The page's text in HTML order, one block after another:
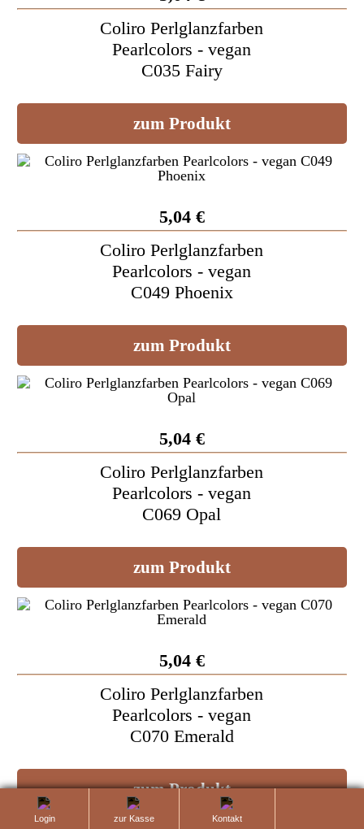
Coliro Perlglanzfarben
Pearlcolors - vegan
C035 Fairy
zum Produkt
5,04 €
Coliro Perlglanzfarben
Pearlcolors - vegan
C049 Phoenix
zum Produkt
5,04 €
Coliro Perlglanzfarben
Pearlcolors - vegan
C069 Opal
zum Produkt
5,04 €
Coliro Perlglanzfarben
Pearlcolors - vegan
C070 Emerald
zum Produkt
Login zur Kasse Kontaktanfrage